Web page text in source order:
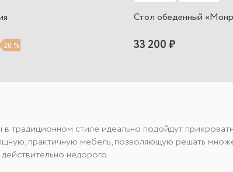
20 %
Стол обеденный
33 200 ₽
традиционном стиле идеально подойдут
практичную мебель, позволяющую решать
недорого.